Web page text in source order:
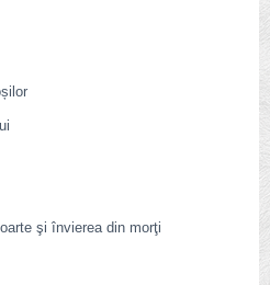
şi învierea din morţi